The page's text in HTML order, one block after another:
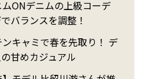
ムONデニムの上級コーデ
バランスを調整！
ンキャミで春を先取り！ デ
甘めカジュアル